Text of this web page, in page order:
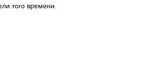
того времени.